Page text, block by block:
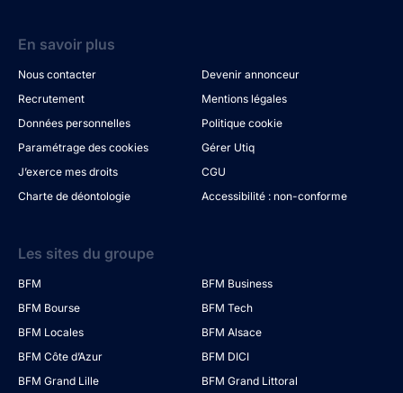
En savoir plus
Nous contacter
Devenir annonceur
Recrutement
Mentions légales
Données personnelles
Politique cookie
Paramétrage des cookies
Gérer Utiq
J’exerce mes droits
CGU
Charte de déontologie
Accessibilité : non-conforme
Les sites du groupe
BFM
BFM Business
BFM Bourse
BFM Tech
BFM Locales
BFM Alsace
BFM Côte d’Azur
BFM DICI
BFM Grand Lille
BFM Grand Littoral